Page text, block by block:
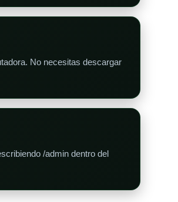
No necesitas descargar
/admin dentro del